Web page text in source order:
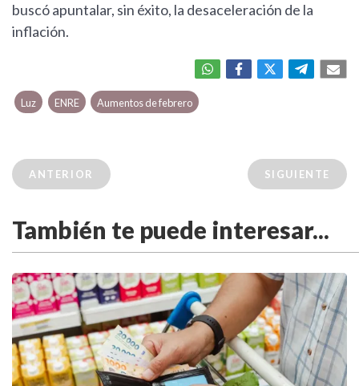
buscó apuntalar, sin éxito, la desaceleración de la
inflación.
Luz ENRE Aumentos de febrero
ANTERIOR SIGUIENTE
También te puede interesar...